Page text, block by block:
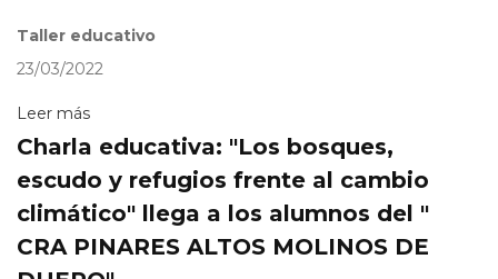
Taller educativo
23/03/2022
Leer más
Charla educativa: "Los bosques,
escudo y refugios frente al cambio
climático" llega a los alumnos del "
CRA PINARES ALTOS MOLINOS DE